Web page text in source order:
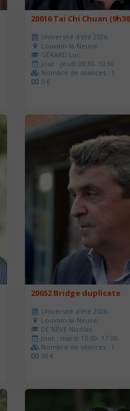
20616 Tai Chi Chuan
Université d'été 2026
Louvain-la-Neuve
GÉRARD Luc
Jour : jeudi 09:30- 10:30
Nombre de séances : 1
0 €
20652 Bridge duplicate
Université d'été 2026
Louvain-la-Neuve
DE NÈVE Nicolas
Jour : mardi 10:00- 17:00
Nombre de séances : 1
50 €